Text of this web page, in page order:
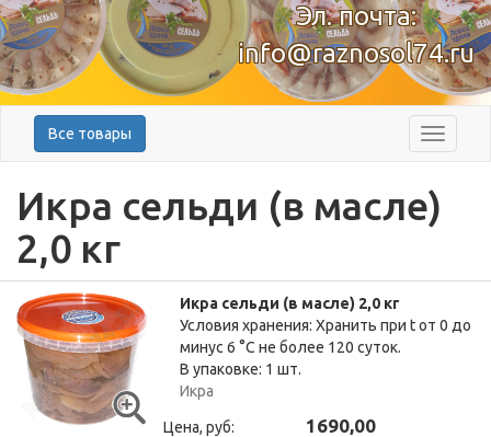
Эл. почта:
info@raznosol74.ru
Меню
Все товары
Икра сельди (в масле)
2,0 кг
Икра сельди (в масле) 2,0 кг
Условия хранения: Хранить при t от 0 до
минус 6 °C не более 120 суток.
В упаковке: 1 шт.
Икра
Цена, руб: 1690,00